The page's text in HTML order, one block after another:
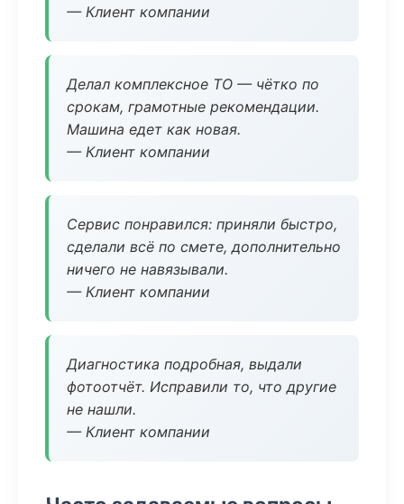
— Клиент компании
Делал комплексное ТО — чётко по
срокам, грамотные рекомендации.
Машина едет как новая.
— Клиент компании
Сервис понравился: приняли быстро,
сделали всё по смете, дополнительно
ничего не навязывали.
— Клиент компании
Диагностика подробная, выдали
фотоотчёт. Исправили то, что другие
не нашли.
— Клиент компании